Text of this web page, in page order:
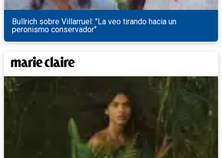
Bullrich sobre Villarruel: "La veo tirando hacia un
peronismo conservador"